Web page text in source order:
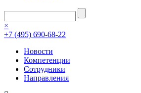
×
+7 (495) 690-68-22
Новости
Компетенции
Сотрудники
Направления